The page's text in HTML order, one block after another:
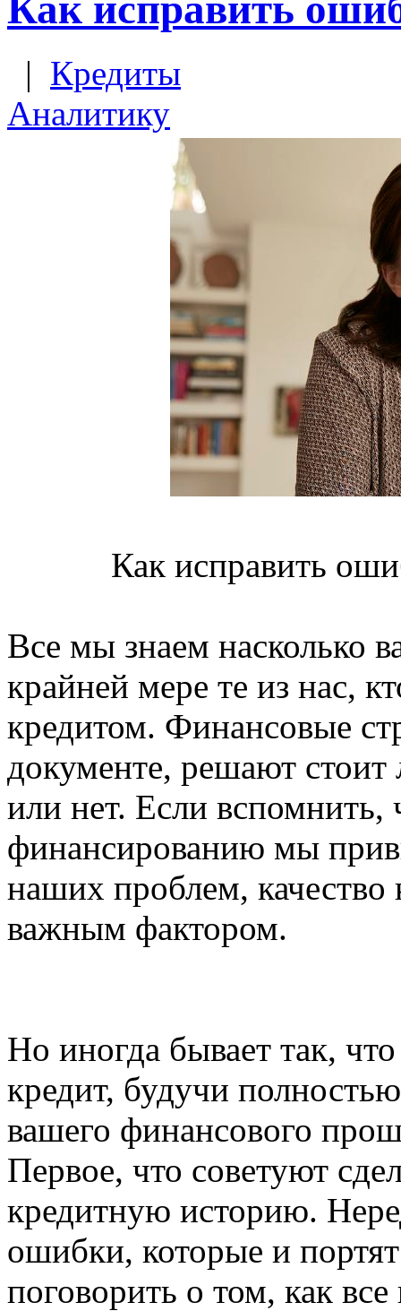
Как исправить
| Кредиты
Аналитику
Как исправить
Все мы знаем насколько
крайней мере те из нас,
кредитом. Финансовые
документе, решают стоит
или нет. Если вспомнить,
финансированию мы
наших проблем, качество
важным фактором.
Но иногда бывает так,
кредит, будучи
вашего финансового
Первое, что советуют
кредитную историю.
ошибки, которые и
поговорить о том, как все